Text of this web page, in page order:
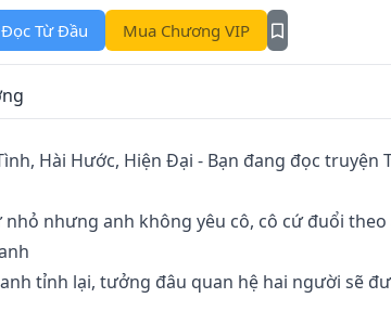
Đọc Từ Đầu Mua Chương VIP
Hài Hước, Hiện Đại - Bạn đang đọc truyện
nhưng anh không yêu cô, cô cứ đuổi
tỉnh lại, tưởng đâu quan hệ hai người sẽ